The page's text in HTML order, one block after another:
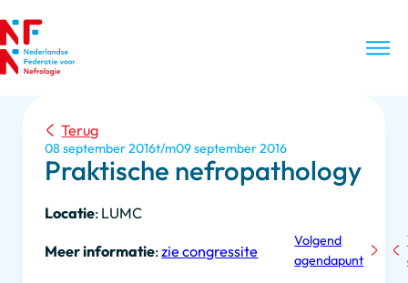
Terug
08 september 2016 09 september 2016
Praktische nefropathology
Locatie: LUMC
Meer informatie:zie congressite
Volgend
agendapunt